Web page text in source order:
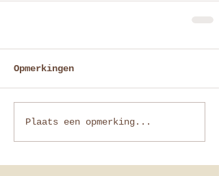
Opmerkingen
Plaats een opmerking...